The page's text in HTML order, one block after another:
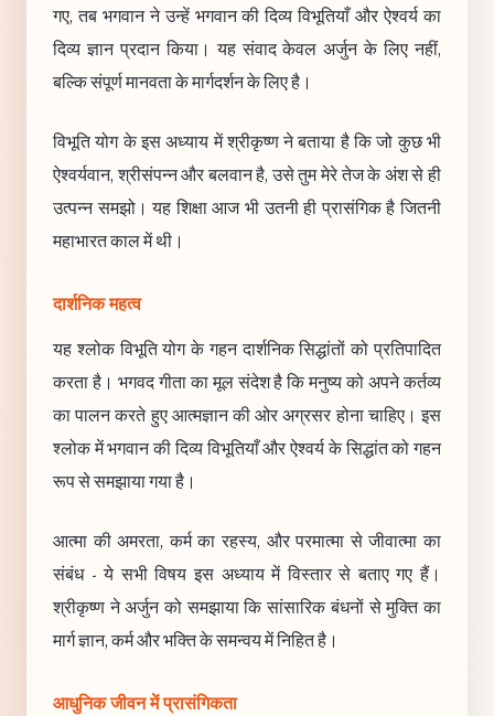
गए, तब भगवान ने उन्हें भगवान की दिव्य विभूतियाँ और ऐश्वर्य का
दिव्य ज्ञान प्रदान किया। यह संवाद केवल अर्जुन के लिए नहीं,
बल्कि संपूर्ण मानवता के मार्गदर्शन के लिए है।
विभूति योग के इस अध्याय में श्रीकृष्ण ने बताया है कि जो कुछ भी
ऐश्वर्यवान, श्रीसंपन्न और बलवान है, उसे तुम मेरे तेज के अंश से ही
उत्पन्न समझो। यह शिक्षा आज भी उतनी ही प्रासंगिक है जितनी
महाभारत काल में थी।
दार्शनिक महत्व
यह श्लोक विभूति योग के गहन दार्शनिक सिद्धांतों को प्रतिपादित
करता है। भगवद गीता का मूल संदेश है कि मनुष्य को अपने कर्तव्य
का पालन करते हुए आत्मज्ञान की ओर अग्रसर होना चाहिए। इस
श्लोक में भगवान की दिव्य विभूतियाँ और ऐश्वर्य के सिद्धांत को गहन
रूप से समझाया गया है।
आत्मा की अमरता, कर्म का रहस्य, और परमात्मा से जीवात्मा का
संबंध - ये सभी विषय इस अध्याय में विस्तार से बताए गए हैं।
श्रीकृष्ण ने अर्जुन को समझाया कि सांसारिक बंधनों से मुक्ति का
मार्ग ज्ञान, कर्म और भक्ति के समन्वय में निहित है।
आधुनिक जीवन में प्रासंगिकता